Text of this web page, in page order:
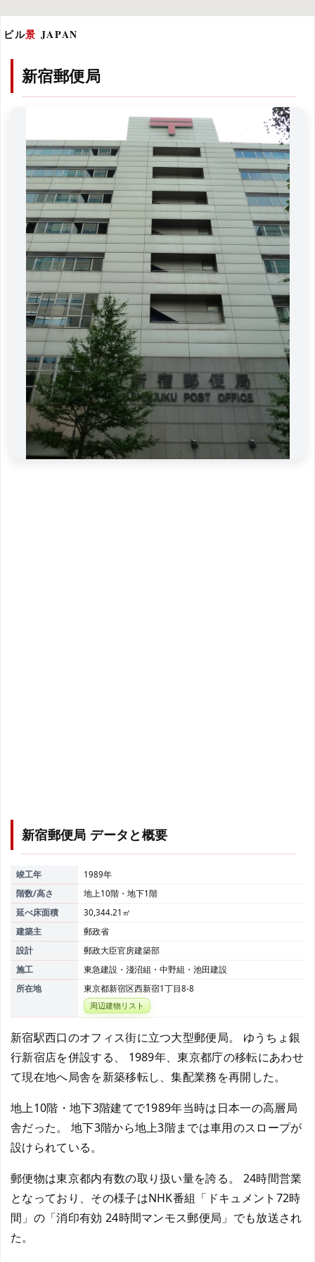
ビル景 JAPAN
新宿郵便局
新宿郵便局 データと概要
竣工年
1989年
階数/高さ
地上10階・地下1階
延べ床面積
30,344.21㎡
建築主
郵政省
設計
郵政大臣官房建築部
施工
東急建設・淺沼組・中野組・池田建設
所在地
東京都新宿区西新宿1丁目8-8
周辺建物リスト
新宿駅西口のオフィス街に立つ大型郵便局。 ゆうちょ銀
行新宿店を併設する、 1989年、東京都庁の移転にあわせ
て現在地へ局舎を新築移転し、集配業務を再開した。
地上10階・地下3階建てで1989年当時は日本一の高層局
舎だった。 地下3階から地上3階までは車用のスロープが
設けられている。
郵便物は東京都内有数の取り扱い量を誇る。 24時間営業
となっており、その様子はNHK番組「ドキュメント72時
間」の「消印有効 24時間マンモス郵便局」でも放送され
た。